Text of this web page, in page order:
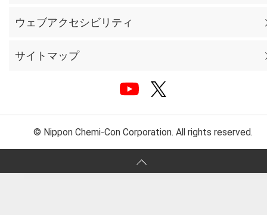
ウェブアクセシビリティ
サイトマップ
© Nippon Chemi-Con Corporation. All rights reserved.